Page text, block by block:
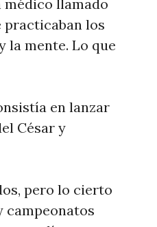
médico llamado
practicaban los
la mente. Lo que
en lanzar
César y
pero lo cierto
campeonatos